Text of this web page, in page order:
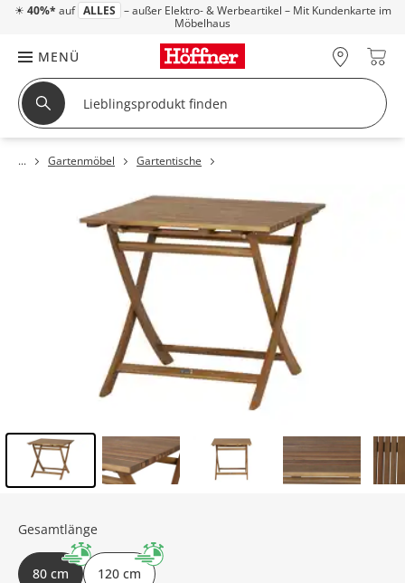
☀ 40%* auf ALLES – außer Elektro- & Werbeartikel – Mit Kundenkarte im
Möbelhaus
MENÜ
Gartenmöbel Gartentische
Gesamtlänge
80 cm 120 cm